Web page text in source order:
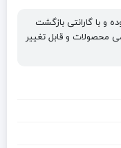
و با گارانتی بازگشت
محصولات و قابل تغییر